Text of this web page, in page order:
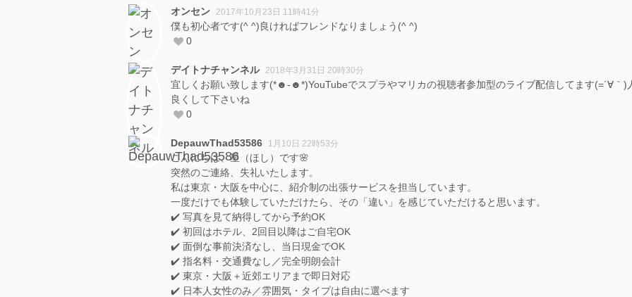
オンセン 2017年10月23日 11時41分
僕も初心者です(^ ^)良ければフレンドなりましょう(^ ^)
0
デイトナチャンネル 2018年3月31日 20時30分
宜しくお願い致します(*☻-☻*)YouTubeでスプラやマリカの視聴者参加型のライブ配信してます(=´∀｀)
良くして下さいね
0
DepauwThad53586 1月10日 22時53分
こんにちは、星（ほし）です🌸
突然のご連絡、失礼いたします。
私は東京・大阪を中心に、紹介制の出張サービスを担当しています。
一度だけでも体験していただけたら、その「違い」を感じていただけると思います。
✔️ 写真を見て納得してから予約OK
✔️ 初回はホテル、2回目以降はご自宅OK
✔️ 面倒な事前決済なし、当日現金でOK
✔️ 指名料・交通費なし／完全明朗会計
✔️ 東京・大阪＋近郊エリアまで即日対応
✔️ 日本人女性のみ／雰囲気・タイプは自由に選べます